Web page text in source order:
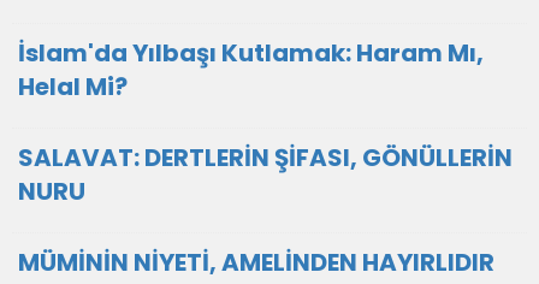
İslam'da Yılbaşı Kutlamak: Haram Mı,
Helal Mi?
SALAVAT: DERTLERİN ŞİFASI, GÖNÜLLERİN
NURU
MÜMİNİN NİYETİ, AMELİNDEN HAYIRLIDIR